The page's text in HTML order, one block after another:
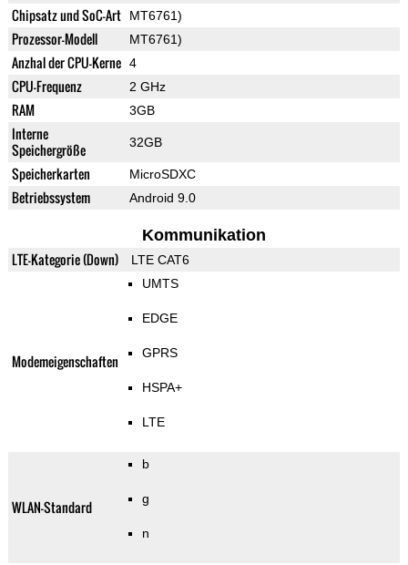
Chipsatz und SoC-Art
MT6761)
Prozessor-Modell MT6761)
Anzhal der CPU-Kerne 4
CPU-Frequenz 2 GHz
RAM 3GB
Interne
Speichergröße
32GB
Speicherkarten MicroSDXC
Betriebssystem Android 9.0
Kommunikation
LTE-Kategorie (Down) LTE CAT6
Modemeigenschaften
UMTS
EDGE
GPRS
HSPA+
LTE
WLAN-Standard
b
g
n